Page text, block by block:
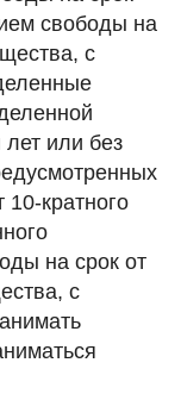
свободы на
с
или без
кратного
на срок от
с